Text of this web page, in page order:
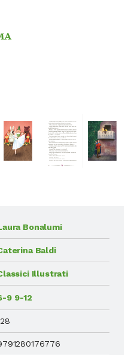
Bonalumi
Baldi
Illustrati
9 9-12